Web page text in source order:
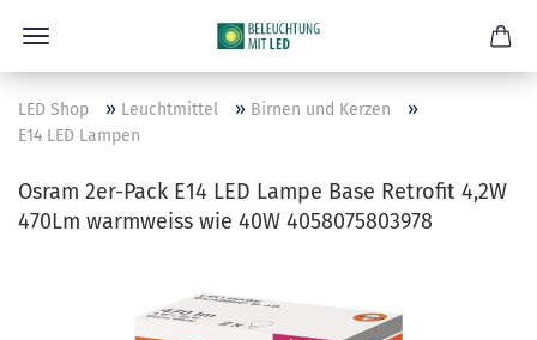
LED Shop » Leuchtmittel » Birnen und Kerzen »
E14 LED Lampen
Osram 2er-Pack E14 LED Lampe Base Retrofit 4,2W
470Lm warmweiss wie 40W 4058075803978